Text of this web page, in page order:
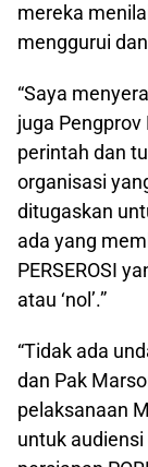
mereka
menggurui
“Saya
juga Pengprov
perintah dan
organisasi
ditugaskan
ada yang
PERSEROSI
atau ‘nol’.”
“Tidak ada
dan Pak
pelaksanaan
untuk